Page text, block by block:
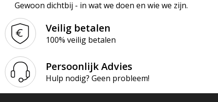
Gewoon dichtbij - in wat we doen en wie we zijn.
Veilig betalen
100% veilig betalen
Persoonlijk Advies
Hulp nodig? Geen probleem!